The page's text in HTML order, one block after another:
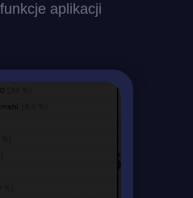
aplikacji